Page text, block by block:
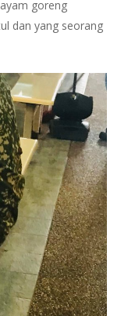
goreng
dan yang seorang